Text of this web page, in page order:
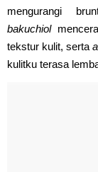
mengurangi
bakuchiol
tekstur kulit, serta
kulitku terasa